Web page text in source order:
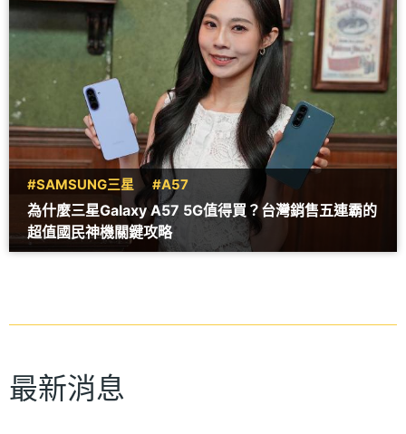
#SAMSUNG三星 #A57
為什麼三星Galaxy A57 5G值得買？台灣銷售五連霸的
超值國民神機關鍵攻略
最新消息